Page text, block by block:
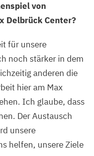
von
Delbrück Center?
für unsere
noch stärker in dem
anderen die
hier am Max
Ich glaube, dass
Der Austausch
unsere
helfen, unsere Ziele